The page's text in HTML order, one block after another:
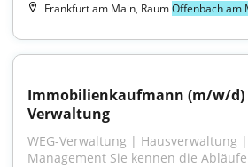
Frankfurt am Main, RaumOffenbach am
Immobilienkaufmann (m/w/d)
Verwaltung
WEG-Verwaltung | Hausverwaltung
Management Sie kennen die